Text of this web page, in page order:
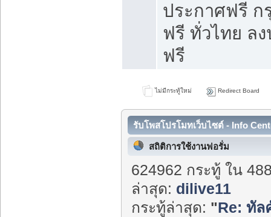
ประกาศฟรี ก
ฟรี ทั่วไทย ล
ฟรี
ไม่มีกระทู้ใหม่ Redirect Board
รับโพสโปรโมทเว็บไซต์ - Info
สถิติการใช้งานฟอรั่ม
624962 กระทู้ ใน
ล่าสุด: dilive11
กระทู้ล่าสุด: "Re: ทัล